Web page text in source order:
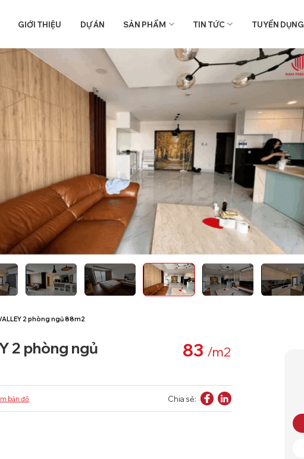
GIỚI THIỆU DỰ ÁN SẢN PHẨM TIN TỨC TUYỂN DỤNG
2 phòng ngủ 88m2
2 phòng ngủ
83 /m2
bản đồ Chia sẻ: